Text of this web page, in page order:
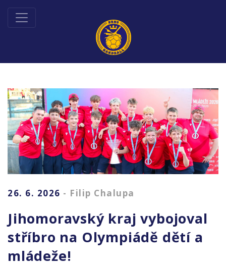
26. 6. 2026 - Filip Chalupa
Jihomoravský kraj vybojoval
stříbro na Olympiádě dětí a
mládeže!